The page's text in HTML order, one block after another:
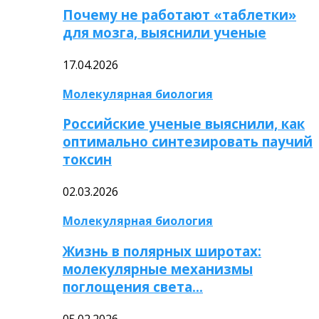
Почему не работают «таблетки»
для мозга, выяснили ученые
17.04.2026
Молекулярная биология
Российские ученые выяснили, как
оптимально синтезировать паучий
токсин
02.03.2026
Молекулярная биология
Жизнь в полярных широтах:
молекулярные механизмы
поглощения света…